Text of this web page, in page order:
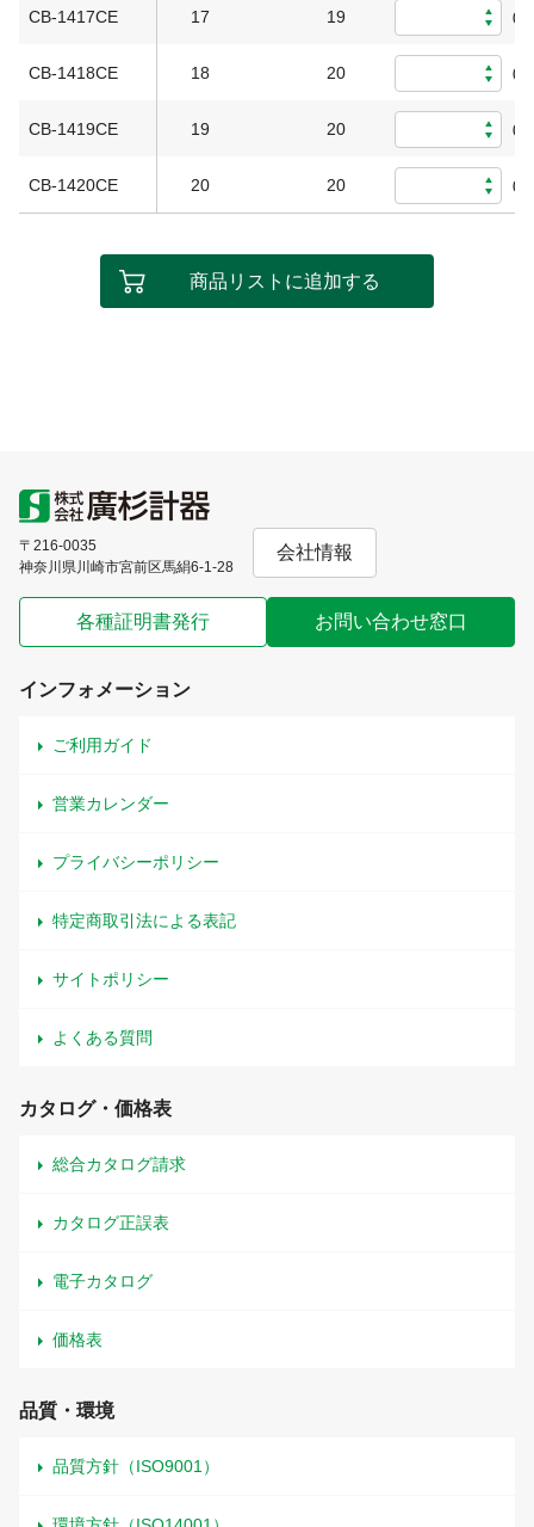
CB-1417CE 17 19 0
CB-1418CE 18 20 0
CB-1419CE 19 20 0
CB-1420CE 20 20 0
商品リストに追加する
〒216-0035
神奈川県川崎市宮前区馬絹6-1-28
会社情報
各種証明書発行 お問い合わせ窓口
インフォメーション
ご利用ガイド
営業カレンダー
プライバシーポリシー
特定商取引法による表記
サイトポリシー
よくある質問
カタログ・価格表
総合カタログ請求
カタログ正誤表
電子カタログ
価格表
品質・環境
品質方針（ISO9001）